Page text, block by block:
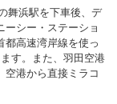
舞浜駅を下車後、デ
ーシー・ステーショ
都高速湾岸線を使っ
す。また、羽田空港
空港から直接ミラコ